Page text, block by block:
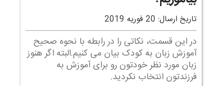
تاریخ ارسال: 20 فوریه 2019
در این قسمت، نکاتی را در رابطه با نحوه صحیح
آموزش زبان به کودک بیان می کنیم.البته اگر هنوز
زبان مورد نظر خودتون رو برای آموزش به
فرزندتون انتخاب نکردید.